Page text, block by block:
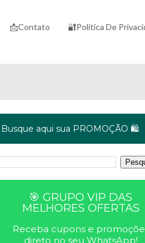
📩Contato 🔐Política De
Busque aqui sua PROMOÇÃO 🛍️
🎯 GRUPO VIP DAS
MELHORES OFERTAS
Receba cupons e
direto no seu WhatsApp!